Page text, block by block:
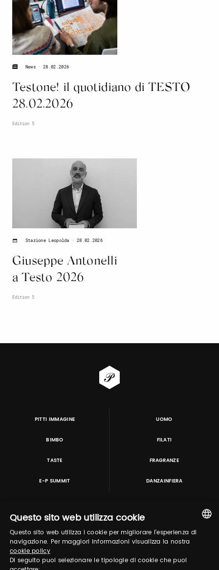
Testone! il quotidiano di TESTO
28.02.2026
News 28.02.2026
Edition 5
Giuseppe Antonelli
a Testo 2026
Stazione Leopolda 28.02.2026
Edition 5
PITTI IMMAGINE UOMO
BIMBO FILATI
TASTE FRAGRANZE
E-P SUMMIT DANZAINFIERA
TUTORING & CONSULTING
ITALIAN
Questo sito web utilizza cookie
Questo sito web utilizza i cookie per migliorare l'esperienza di
navigazione. Per maggiori informazioni visualizza la nostra
cookie policy
Di seguito puoi selezionare le tipologie di cookie che puoi